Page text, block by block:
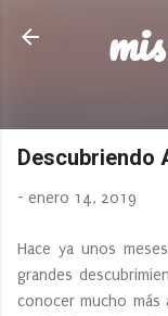
Descubriendo
- enero 14, 2019
Hace ya unos
grandes
conocer mucho